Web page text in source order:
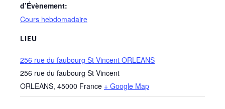
d’Évènement:
Cours hebdomadaire
LIEU
256 rue du faubourg St Vincent ORLEANS
256 rue du faubourg St Vincent
ORLEANS, 45000 France + Google Map